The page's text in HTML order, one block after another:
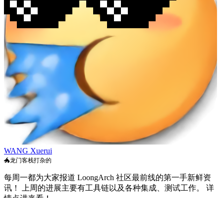
WANG Xuerui
🐲龙门客栈打杂的
每周一都为大家报道 LoongArch 社区最前线的第一手新鲜资
讯！ 上周的进展主要有工具链以及各种集成、测试工作。 详